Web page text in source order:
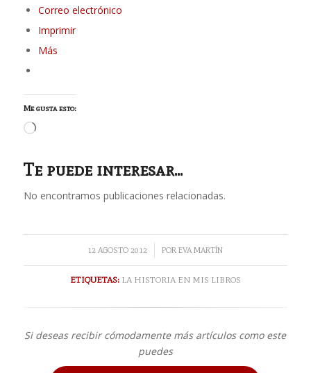
Correo electrónico
Imprimir
Más
Me gusta esto:
Cargando...
Te puede interesar...
No encontramos publicaciones relacionadas.
12 AGOSTO 2012
/ POREVA MARTÍN
ETIQUETAS: LA HISTORIA EN MIS LIBROS
Si deseas recibir cómodamente más artículos como este
puedes